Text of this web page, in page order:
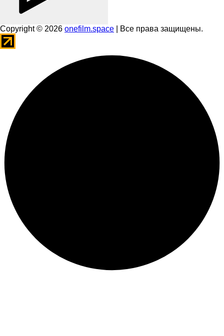
Copyright © 2026 onefilm.space | Все права защищены.